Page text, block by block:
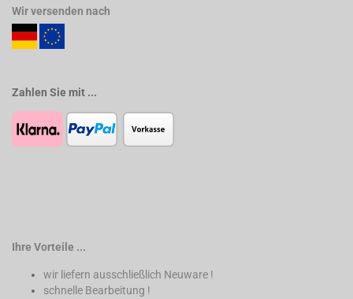
Wir versenden nach
Zahlen Sie mit ...
Ihre Vorteile ...
wir liefern ausschließlich Neuware !
schnelle Bearbeitung !